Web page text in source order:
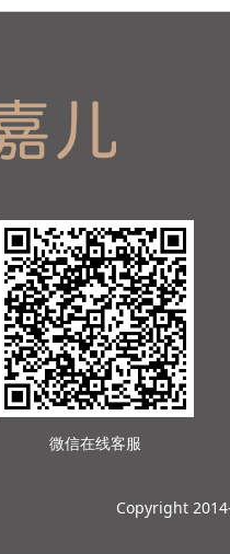
微信在线客服
Copyright